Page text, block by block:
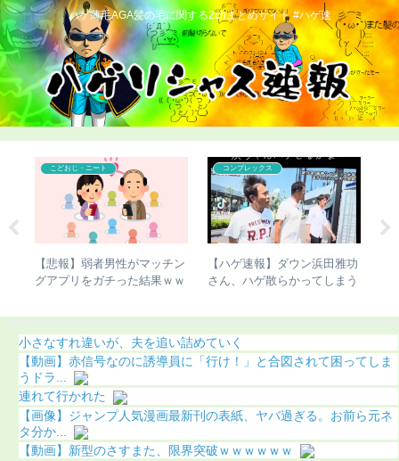
ハゲ薄毛AGA髪の毛に関する2chまとめサイト #ハゲ速
こどおじ・ニート
【悲報】弱者男性がマッチン
グアプリをガチった結果ｗｗ
コンプレックス
【ハゲ速報】ダウン浜田雅功
さん、ハゲ散らかってしまう
小さなすれ違いが、夫を追い詰めていく
【動画】赤信号なのに誘導員に「行け！」と合図されて困ってしま
うドラ...
連れて行かれた
【画像】ジャンプ人気漫画最新刊の表紙、ヤバ過ぎる。お前ら元ネ
タ分か...
【動画】新型のさすまた、限界突破ｗｗｗｗｗｗ